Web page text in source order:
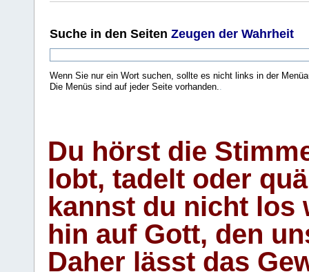
Suche in den Seiten Zeugen der Wahrheit
Wenn Sie nur ein Wort suchen, sollte es nicht links in der
Die Menüs sind auf jeder Seite vorhanden..
Du hörst die
lobt, tadelt oder
kannst du nicht los
hin auf Gott, den
Daher lässt das